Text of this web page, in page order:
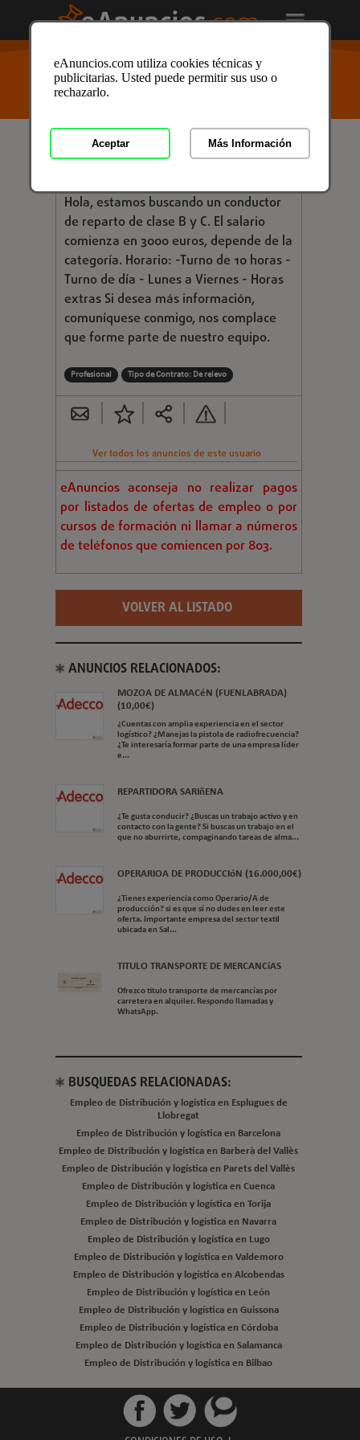
USTED ESTÁ AQUÍ>Anuncios clasificados/Empleo
Compras, logística y almacén/Distribución y logística
/Distribución y logística en Barcelona/ Anuncio ID:
€ 3.000,00
Hola, estamos buscando un conductor
de reparto de clase B y C. El salario
comienza en 3000 euros, depende de la
categoría. Horario: -Turno de 10 horas -
Turno de día - Lunes a Viernes - Horas
extras Si desea más información,
comuníquese conmigo, nos complace
que forme parte de nuestro equipo.
Profesional Tipo de Contrato: De relevo
Ver todos los anuncios de este usuario
eAnuncios aconseja no realizar pagos
por listados de ofertas de empleo o por
cursos de formación ni llamar a números
de teléfonos que comiencen por 803.
VOLVER AL LISTADO
ANUNCIOS RELACIONADOS:
MOZOA DE ALMACéN (FUENLABRADA)
(10,00€)
¿Cuentas con amplia experiencia en el sector
logístico? ¿Manejas la pistola de radiofrecuencia?
¿Te interesaría formar parte de una empresa líder
e...
REPARTIDORA SARIñENA
¿Te gusta conducir? ¿Buscas un trabajo activo y en
contacto con la gente? Si buscas un trabajo en el
que no aburrirte, compaginando tareas de alma...
OPERARIOA DE PRODUCCIóN (16.000,00€)
¿Tienes experiencia como Operario/A de
producción? si es que sí no dudes en leer este
oferta. Importante empresa del sector textil
ubicada en Sal...
TITULO TRANSPORTE DE MERCANCíAS
Ofrezco titulo transporte de mercancías por
carretera en alquiler. Respondo llamadas y
WhatsApp.
BUSQUEDAS RELACIONADAS:
Empleo de Distribución y logística en Esplugues de
Llobregat
Empleo de Distribución y logística en Barcelona
Empleo de Distribución y logística en Barberà del Vallès
Empleo de Distribución y logística en Parets del Vallès
Empleo de Distribución y logística en Cuenca
Empleo de Distribución y logística en Torija
Empleo de Distribución y logística en Navarra
Empleo de Distribución y logística en Lugo
Empleo de Distribución y logística en Valdemoro
Empleo de Distribución y logística en Alcobendas
Empleo de Distribución y logística en León
Empleo de Distribución y logística en Guissona
Empleo de Distribución y logística en Córdoba
Empleo de Distribución y logística en Salamanca
Empleo de Distribución y logística en Bilbao
eAnuncios.com utiliza cookies técnicas y
publicitarias. Usted puede permitir sus uso o
rechazarlo.
Aceptar Más Información